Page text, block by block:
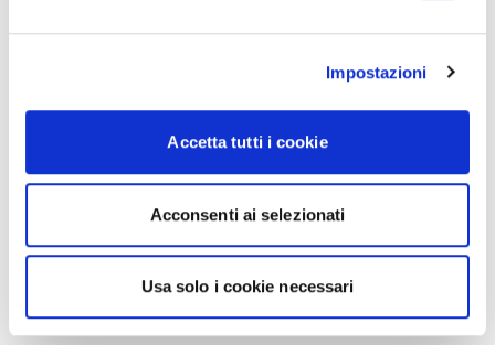
Impostazioni
Accetta tutti i cookie
Acconsenti ai selezionati
Usa solo i cookie necessari